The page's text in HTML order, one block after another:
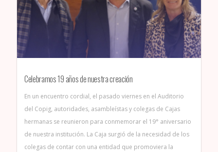
Celebramos 19 años de nuestra creación
En un encuentro cordial, el pasado viernes en el Auditorio
del Copig, autoridades, asambleístas y colegas de Cajas
hermanas se reunieron para conmemorar el 19° aniversario
de nuestra institución. La Caja surgió de la necesidad de los
colegas de contar con una entidad que promoviera la